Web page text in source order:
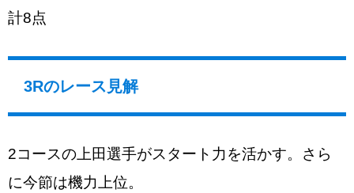
計8点
3Rのレース見解
2コースの上田選手がスタート力を活かす。さら
に今節は機力上位。